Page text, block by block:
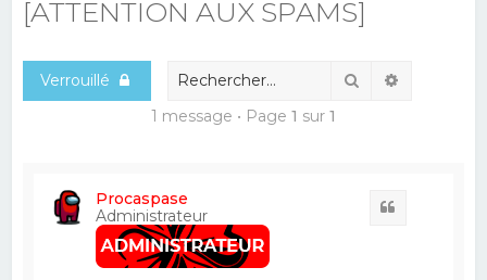
[ATTENTION AUX SPAMS]
Verrouillé Rechercher
1 message • Page 1 sur 1
Procaspase
Administrateur